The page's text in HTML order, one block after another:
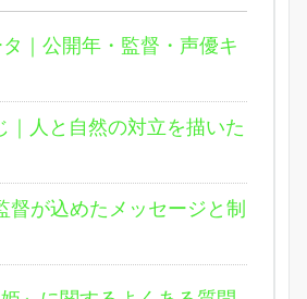
｜公開年・監督・声優キ
｜人と自然の対立を描いた
督が込めたメッセージと制